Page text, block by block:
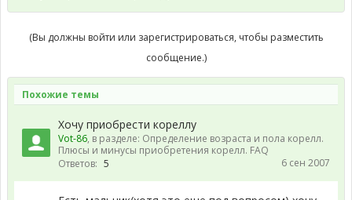
(Вы должны войти или зарегистрироваться, чтобы разместить
сообщение.)
Похожие темы
Хочу приобрести кореллу
Vot-86, в разделе: Определение возраста и пола корелл.
Плюсы и минусы приобретения корелл. FAQ
Ответов: 5 6 сен 2007